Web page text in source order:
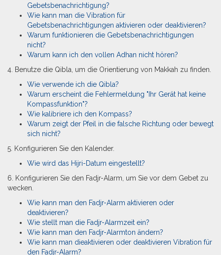
Gebetsbenachrichtigung?
Wie kann man die Vibration für
Gebetsbenachrichtigungen aktivieren oder deaktivieren?
Warum funktionieren die Gebetsbenachrichtigungen
nicht?
Warum kann ich den vollen Adhan nicht hören?
4. Benutze die Qibla, um die Orientierung von Makkah zu finden.
Wie verwende ich die Qibla?
Warum erscheint die Fehlermeldung "Ihr Gerät hat keine
Kompassfunktion"?
Wie kalibriere ich den Kompass?
Warum zeigt der Pfeil in die falsche Richtung oder bewegt
sich nicht?
5. Konfigurieren Sie den Kalender.
Wie wird das Hijri-Datum eingestellt?
6. Konfigurieren Sie den Fadjr-Alarm, um Sie vor dem Gebet zu
wecken.
Wie kann man den Fadjr-Alarm aktivieren oder
deaktivieren?
Wie stellt man die Fadjr-Alarmzeit ein?
Wie kann man den Fadjr-Alarmton ändern?
Wie kann man dieaktivieren oder deaktivieren Vibration für
den Fadjr-Alarm?